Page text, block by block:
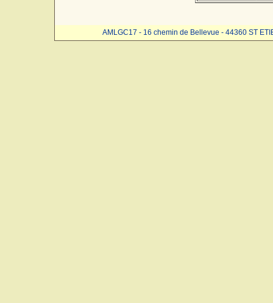
AMLGC17 - 16 chemin de Bellevue - 44360 ST